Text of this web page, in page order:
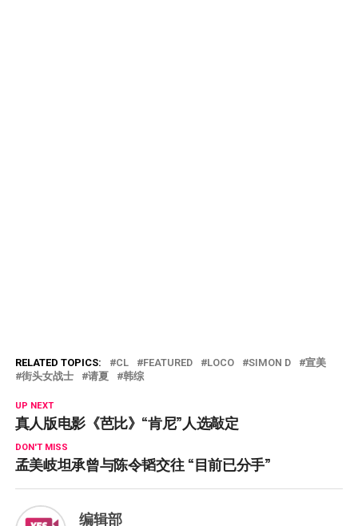
RELATED TOPICS: CL FEATURED LOCO SIMON D
宣美
街头女战士
请夏 韩综
UP NEXT
真人版电影《芭比》“肯尼”人选敲定
DON'T MISS
孟美岐坦承曾与陈令韬交往 “目前已分手”
编辑部